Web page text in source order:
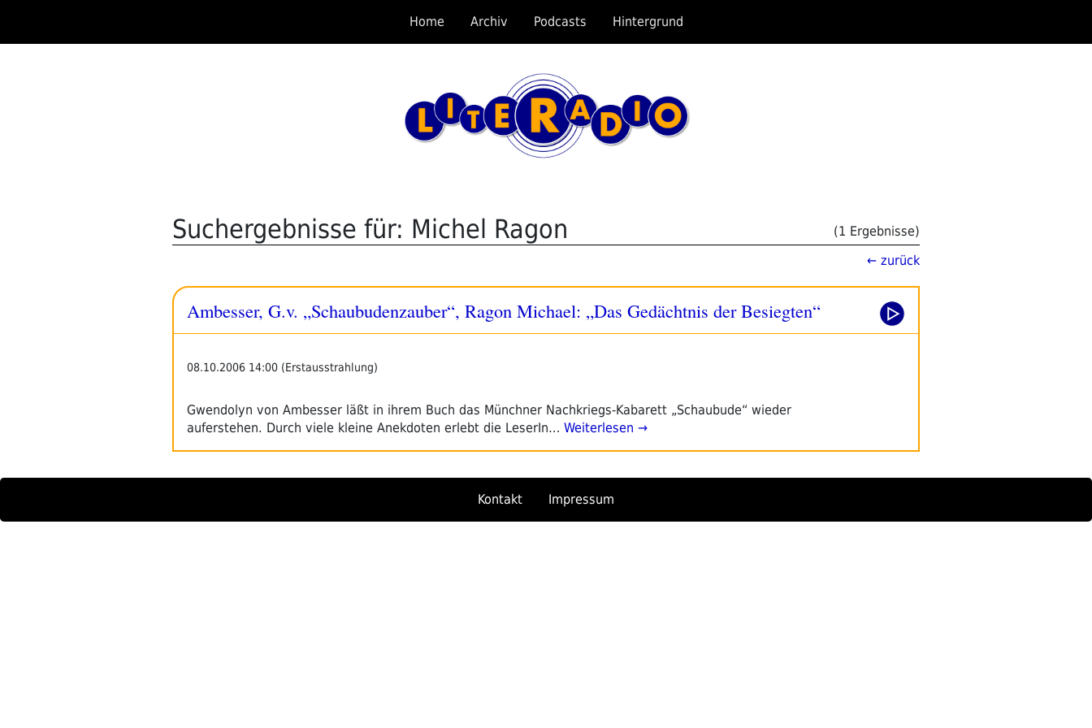
springen
Home Archiv Podcasts Hintergrund
Suchergebnisse für: Michel Ragon
(1 Ergebnisse)
← zurück
Ambesser, G.v. „Schaubudenzauber“, Ragon Michael: „Das Gedächtnis der Besiegten“
08.10.2006 14:00 (Erstausstrahlung)
Gwendolyn von Ambesser läßt in ihrem Buch das Münchner Nachkriegs-Kabarett „Schaubude“ wieder
auferstehen. Durch viele kleine Anekdoten erlebt die LeserIn… Weiterlesen →
Kontakt Impressum